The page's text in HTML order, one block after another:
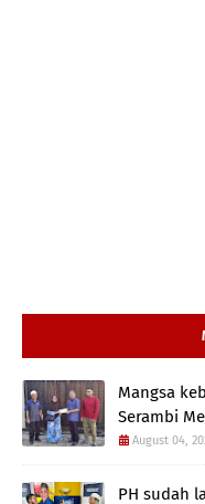
Mangsa
Serambi
August 04,
PH sudah